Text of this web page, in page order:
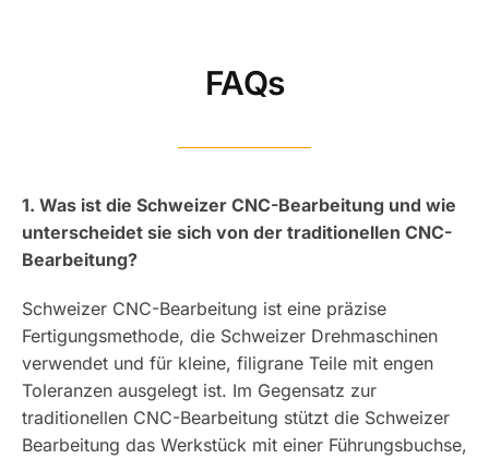
FAQs
1. Was ist die Schweizer CNC-Bearbeitung und wie
unterscheidet sie sich von der traditionellen CNC-
Bearbeitung?
Schweizer CNC-Bearbeitung ist eine präzise
Fertigungsmethode, die Schweizer Drehmaschinen
verwendet und für kleine, filigrane Teile mit engen
Toleranzen ausgelegt ist. Im Gegensatz zur
traditionellen CNC-Bearbeitung stützt die Schweizer
Bearbeitung das Werkstück mit einer Führungsbuchse,